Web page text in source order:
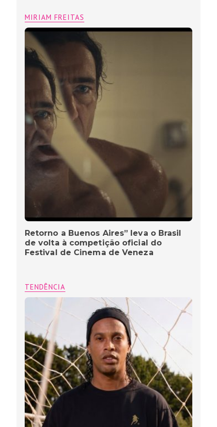
MIRIAM FREITAS
Retorno a Buenos Aires” leva o Brasil
de volta à competição oficial do
Festival de Cinema de Veneza
TENDÊNCIA